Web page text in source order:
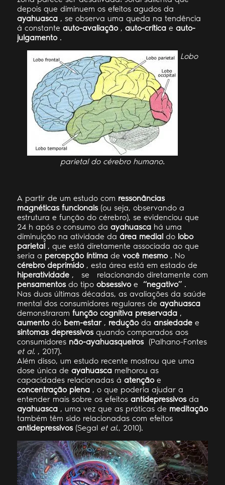
depois que diminuem os efeitos agudos da
ayahuasca, se observa uma queda na tendência
à constante auto-avaliação, auto-críticae auto-
julgamento.
Lobo
parietal do cérebro humano.
A partir de um estudo com ressonâncias
magnéticas funcionais(ou seja, observando a
estrutura e função do cérebro), se evidenciou que
24 h após o consumo da ayahuascahá uma
diminuição na atividade da área medial do lobo
parietal , que está diretamente associada ao que
seria a percepção íntimade você mesmo. No
cérebro deprimido, esta área está em estado de
hiperatividade, se
relacionando diretamente com
pensamentosdo tipo obsessivoe “negativo”.
Nas duas últimas décadas, as avaliações da saúde
mental dos consumidores regulares de ayahuasca
demonstraram função cognitiva preservada,
aumentodo bem-estar, reduçãoda ansiedadee
sintomas depressivosquando comparados aos
consumidores não-ayahuasqueiros (Palhano-Fontes
et al. , 2017).
Além disso, um estudo recente mostrou que uma
dose única de ayahuascamelhorou as
capacidades relacionadas à atençãoe
concentração plena, o que poderia ajudar a
entender mais sobre os efeitos antidepressivosda
ayahuasca, uma vez que as práticas de meditação
também têm sido relacionadas com efeitos
antidepressivos(Segal et al., 2010).